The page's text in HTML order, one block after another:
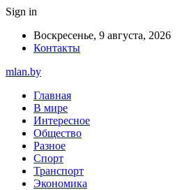
Sign in
Воскресенье, 9 августа, 2026
Контакты
mlan.by
Главная
В мире
Интересное
Общество
Разное
Спорт
Транспорт
Экономика